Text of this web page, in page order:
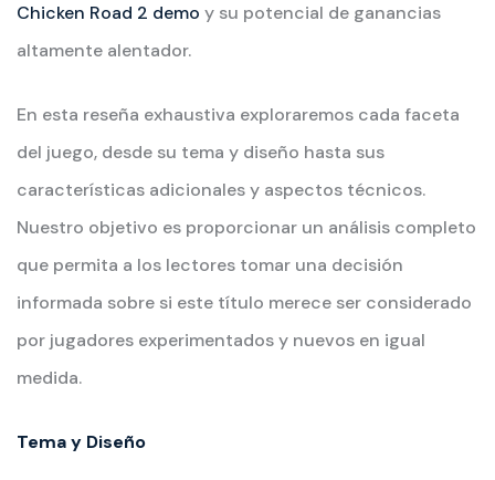
Chicken Road 2 demo y su potencial de ganancias
altamente alentador.
En esta reseña exhaustiva exploraremos cada faceta
del juego, desde su tema y diseño hasta sus
características adicionales y aspectos técnicos.
Nuestro objetivo es proporcionar un análisis completo
que permita a los lectores tomar una decisión
informada sobre si este título merece ser considerado
por jugadores experimentados y nuevos en igual
medida.
Tema y Diseño